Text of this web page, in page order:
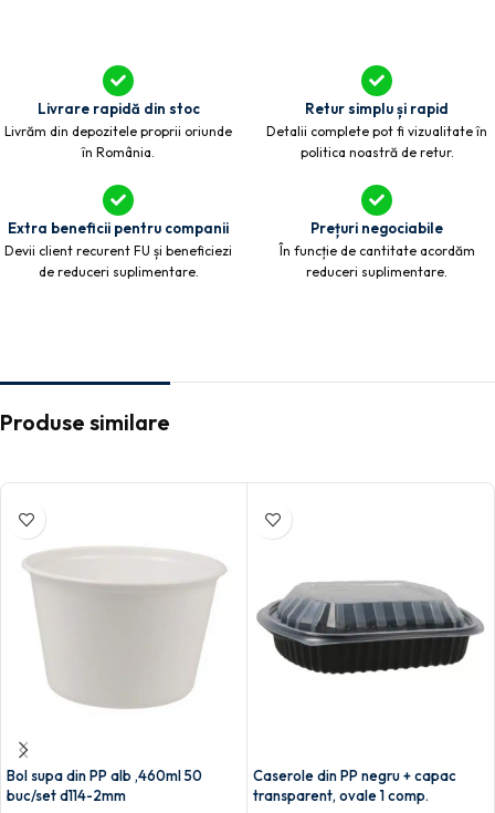
Livrare rapidă din stoc
Livrăm din depozitele proprii oriunde
în România.
Retur simplu și rapid
Detalii complete pot fi vizualitate în
politica noastră de retur.
Extra beneficii pentru companii
Devii client recurent FU și beneficiezi
de reduceri suplimentare.
Prețuri negociabile
În funcție de cantitate acordăm
reduceri suplimentare.
Produse similare
Bol supa din PP alb ,460ml 50
buc/set d114-2mm
Caserole din PP negru + capac
transparent, ovale 1 comp.